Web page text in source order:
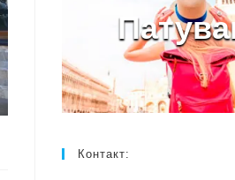
Контакт: